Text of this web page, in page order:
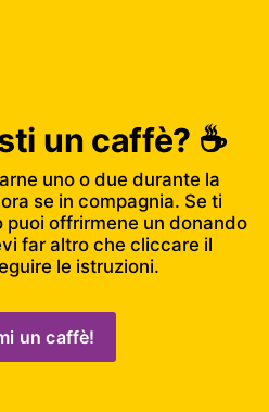
un caffè? ☕️
uno o due durante la
se in compagnia. Se ti
puoi offrirmene un donando
far altro che cliccare il
le istruzioni.
un caffè!